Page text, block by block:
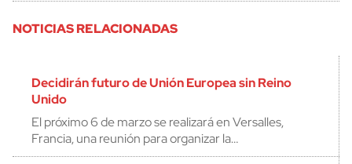
NOTICIAS RELACIONADAS
Decidirán futuro de Unión Europea sin Reino
Unido
El próximo 6 de marzo se realizará en Versalles,
Francia, una reunión para organizar la…